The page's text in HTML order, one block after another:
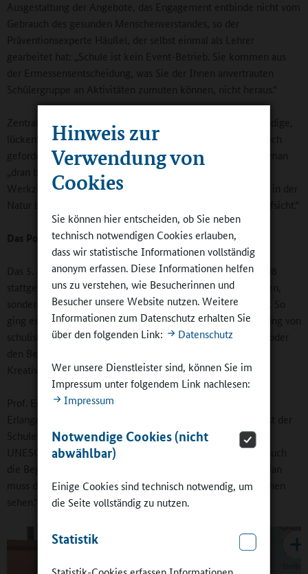
Hinweis zur
Verwendung von
Cookies
Sie können hier entscheiden, ob Sie neben
technisch notwendigen Cookies erlauben,
dass wir statistische Informationen vollständig
anonym erfassen. Diese Informationen helfen
uns zu verstehen, wie Besucherinnen und
Besucher unsere Website nutzen. Weitere
Informationen zum Datenschutz erhalten Sie
über den folgenden Link:
Datenschutz
Wer unsere Dienstleister sind, können Sie im
Impressum unter folgendem Link nachlesen:
Impressum
Notwendige Cookies (nicht
abwählbar)
Einige Cookies sind technisch notwendig, um
die Seite vollständig zu nutzen.
Statistik
Ausgestaltung der Angebote, das Engagement entbinde nicht vom
Gebrauch des gesunden Menschenverstandes, so der
Präventionsexperte Häußel, der selbst einmal als Lehrer
gearbeitet hat: „Schule ist kein Event-Betrieb. Sie kommen aus
der Ermessensentscheidung, was Sie der Ihnen anvertrauten
Schülergruppe an Aktivitäten zumuten können, nicht heraus.“
Zentral sei die Aufsichtspflicht durchaus, aber eine „vollständige,
lückenlose Überwachung der Kinder“ sei weder machbar noch
gefordert. Man müsse situationsabhängig schauen, wie nah man
„dran bleiben“ müsse. „Wenn Schülerinnen und Schüler mit
Werkzeugen und Maschinen arbeiten, sich am Wasser oder in der
Natur bewegen, erfordert das eine entsprechend engere Aufsicht.“
Das Potenzial in Kooperationen sehen
Das 5. Forum Jugendarbeit und Schule – das erste hatte 2008
stattgefunden – widmete sich nicht nur solchen Alltagsfragen,
sondern spannte am ersten Tag auch einen größeren Bogen. So
ging es um das Konzept des Wohlbefindens für die Gestaltung von
schulischen und außerschulischen Lern- und Bildungsorten oder
den Beitrag der Schule zur Entfaltung von Freiräumen und
Kreativität.
Prof. Eckart Liebau von der Friedrich-Alexander-Universität
Erlangen-Nürnberg fragte in seinem Vortrag nach der „Kunst der
Schule“. Für den Erziehungswissenschaftler und Inhaber des
UNESCO-Lehrstuhls für Kulturelle Bildung soll die Schule auch
die Begegnung mit der Lebenswirklichkeit ermöglichen. „Man
muss das Potenzial in Bildungslandschaften und Kooperationen
sehen.“